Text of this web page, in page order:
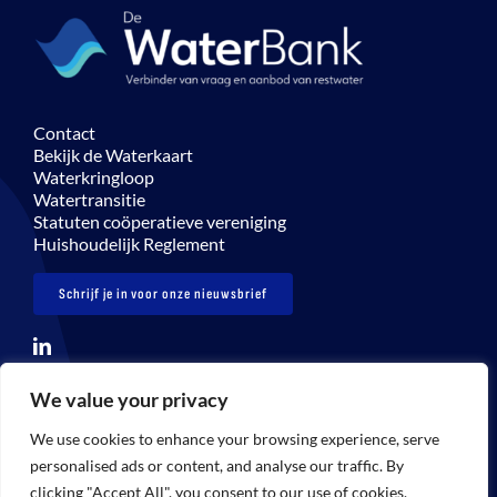
We value your privacy
We use cookies to enhance your browsing experience, serve
personalised ads or content, and analyse our traffic. By
clicking "Accept All", you consent to our use of cookies.
Contact
Bekijk de Waterkaart
Waterkringloop
Watertransitie
Statuten coöperatieve vereniging
Huishoudelijk Reglement
Schrijf je in voor onze nieuwsbrief
© Copyright 2026 De Waterbank – info@dewaterbank.nl
Disclaimer Privacybeleid Gebruikersvoorwaarden